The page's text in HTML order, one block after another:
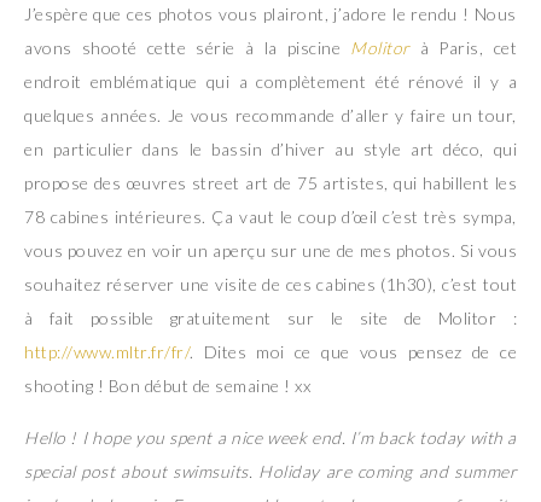
J’espère que ces photos vous plairont, j’adore le rendu ! Nous
avons shooté cette série à la piscine Molitorà Paris, cet
endroit emblématique qui a complètement été rénové il y a
quelques années. Je vous recommande d’aller y faire un tour,
en particulier dans le bassin d’hiver au style art déco, qui
propose des œuvres street art de 75 artistes, qui habillent les
78 cabines intérieures. Ça vaut le coup d’œil c’est très sympa,
vous pouvez en voir un aperçu sur une de mes photos. Si vous
souhaitez réserver une visite de ces cabines (1h30), c’est tout
à fait possible gratuitement sur le site de Molitor :
http://www.mltr.fr/fr/. Dites moi ce que vous pensez de ce
shooting ! Bon début de semaine ! xx
Hello ! I hope you spent a nice week end. I’m back today with a
special post about swimsuits. Holiday are coming and summer